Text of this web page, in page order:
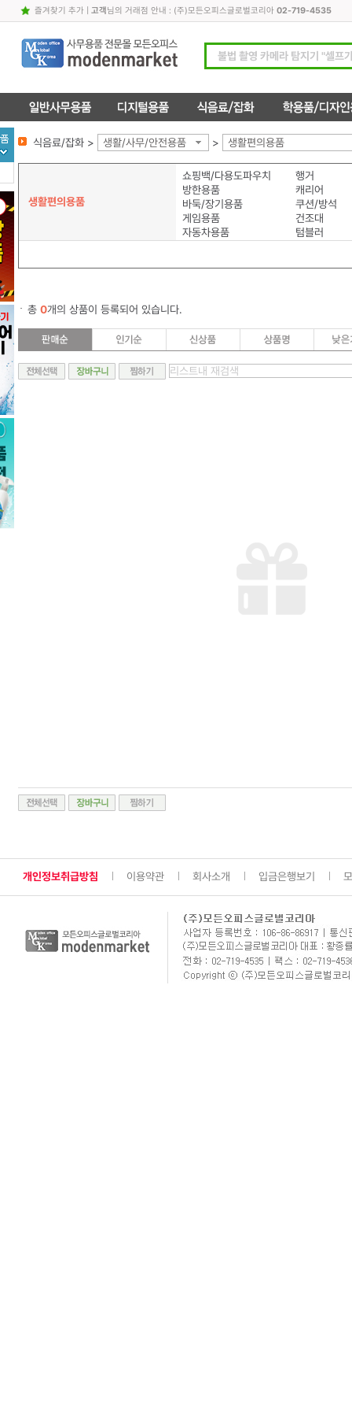
즐겨찾기 추가| 고객님의 거래점 안내 : (주)모든오피스글로벌코리아 02-719-4535
식음료/잡화 > 생활/사무/안전용품 > 생활편의용품
생활편의용품
쇼핑백/다용도파우치
행거
방한용품
캐리어
바둑/장기용품
쿠션/방석
게임용품
건조대
자동차용품
텀블러
총 0개의 상품이 등록되어 있습니다.
개인정보취급방침 이용약관 회사소개 입금은행보기